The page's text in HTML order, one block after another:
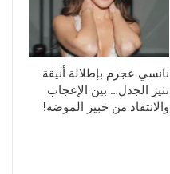
نانسي عجرم بإطلالة أنيقة
تثير الجدل… بين الإعجاب
والانتقاد من خبير الموضة!